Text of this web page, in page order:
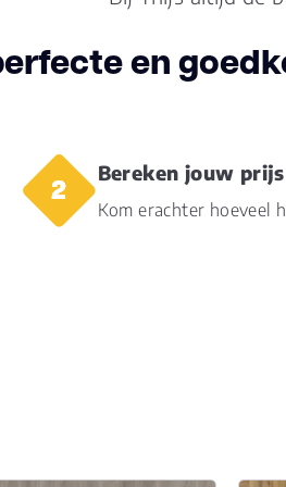
en
Bereken jouw prijs
Kom erachter hoeveel